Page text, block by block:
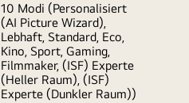
10 Modi (Personalisiert
(AI Picture Wizard),
Lebhaft, Standard, Eco,
Kino, Sport, Gaming,
Filmmaker, (ISF) Experte
(Heller Raum), (ISF)
Experte (Dunkler Raum))